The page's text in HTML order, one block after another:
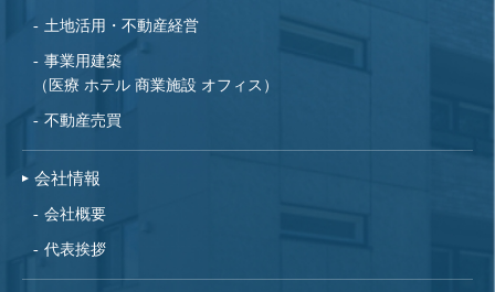
土地活用・不動産経営
事業用建築
（医療 ホテル 商業施設 オフィス）
不動産売買
会社情報
会社概要
代表挨拶